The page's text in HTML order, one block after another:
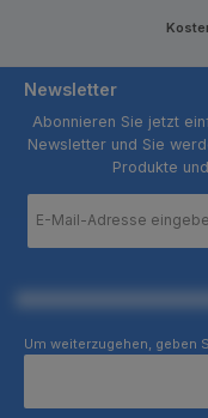
Newsletter
Abonnieren Sie jetzt
Newsletter und Sie
Produkte
Mail-
Um weiterzugehen, geben